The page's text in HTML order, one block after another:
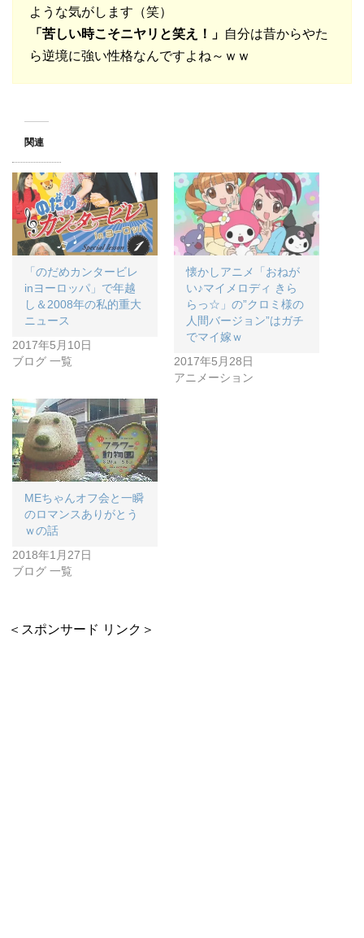
ような気がします（笑）
「苦しい時こそニヤリと笑え！」 自分は昔からやた
ら逆境に強い性格なんですよね～ｗｗ
関連
「のだめカンタービレ
inヨーロッパ」で年越
し＆2008年の私的重大
ニュース
2017年5月10日
ブログ 一覧
懐かしアニメ「おねが
い♪マイメロディ きら
らっ☆」の”クロミ様の
人間バージョン”はガチ
でマイ嫁ｗ
2017年5月28日
アニメーション
MEちゃんオフ会と一瞬
のロマンスありがとう
ｗの話
2018年1月27日
ブログ 一覧
＜スポンサード リンク＞